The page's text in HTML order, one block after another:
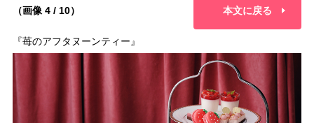
（画像 4 / 10） 本文に戻る
『苺のアフタヌーンティー』